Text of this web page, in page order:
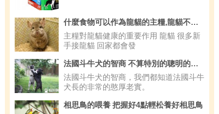
什麼食物可以作為龍貓的主糧,龍貓不吃東西怎麼辦
主糧對龍貓健康的重要作用 龍貓 很多新
手接龍貓 回家都會發
法國斗牛犬的智商 不算特別的聰明的狗狗
法國斗牛犬的智商，我們都知道法國斗牛
犬長的非常的憨厚老實。
相思鳥的喂養 把握好4點輕松養好相思鳥